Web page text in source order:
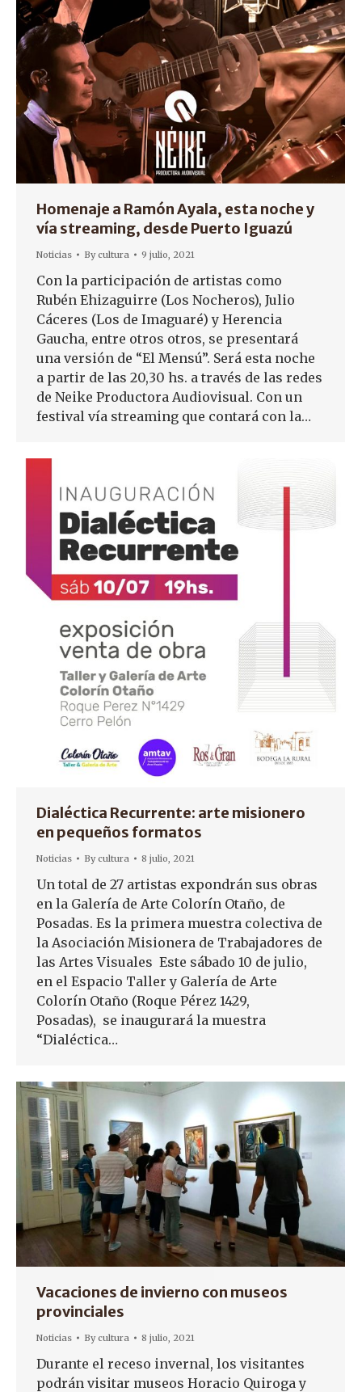
Homenaje a Ramón Ayala, esta noche y
vía streaming, desde Puerto Iguazú
Noticias Bycultura 9 julio, 2021
Con la participación de artistas como
Rubén Ehizaguirre (Los Nocheros), Julio
Cáceres (Los de Imaguaré) y Herencia
Gaucha, entre otros otros, se presentará
una versión de “El Mensú”. Será esta noche
a partir de las 20,30 hs. a través de las redes
de Neike Productora Audiovisual. Con un
festival vía streaming que contará con la…
Dialéctica Recurrente: arte misionero
en pequeños formatos
Noticias Bycultura 8 julio, 2021
Un total de 27 artistas expondrán sus obras
en la Galería de Arte Colorín Otaño, de
Posadas. Es la primera muestra colectiva de
la Asociación Misionera de Trabajadores de
las Artes Visuales Este sábado 10 de julio,
en el Espacio Taller y Galería de Arte
Colorín Otaño (Roque Pérez 1429,
Posadas), se inaugurará la muestra
“Dialéctica…
Vacaciones de invierno con museos
provinciales
Noticias Bycultura 8 julio, 2021
Durante el receso invernal, los visitantes
podrán visitar museos Horacio Quiroga y